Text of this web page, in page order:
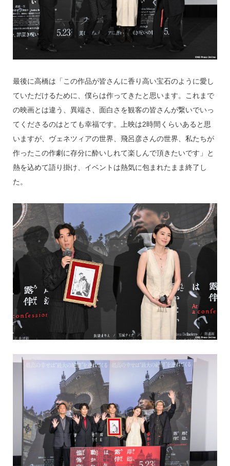
最後に高橋は「この作品が皆さんに香り高い宝石のように愛し
ていただけるために、僕らは作ってきたと思います。これまで
の映画とは違う、異端さ、面白さを観客の皆さんが繋いでいっ
てくださるのはとても幸福です。上映は2時間くらいあると思
いますが、ヴェネツィアの世界、飛呂彦さんの世界、私たちが
作ったこの作劇に存分に酔いしれて楽しんで頂きたいです」と
熱を込めて語り掛け、イベントは熱気に包まれたまま終了し
た。